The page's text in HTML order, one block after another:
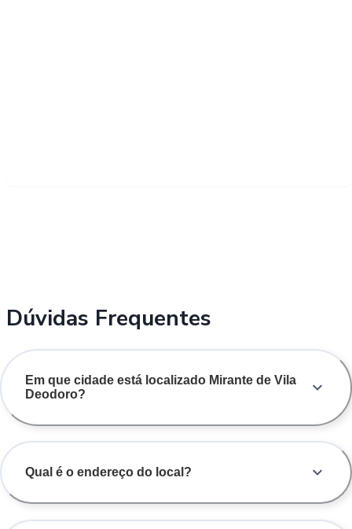
Dúvidas Frequentes
Em que cidade está localizado Mirante de Vila
Deodoro?
Qual é o endereço do local?